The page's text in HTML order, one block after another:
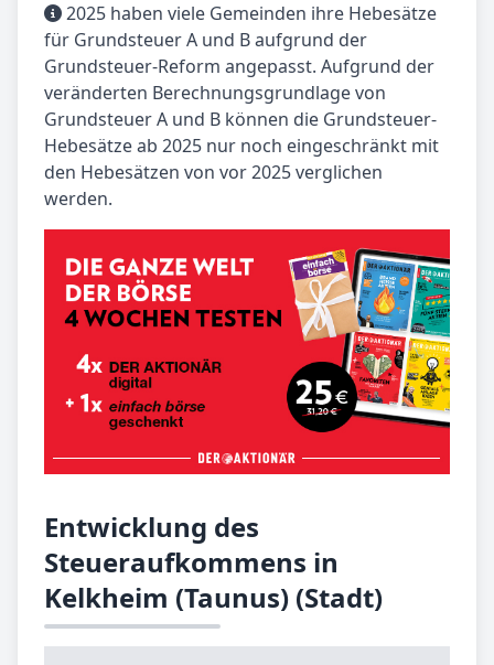
2025 haben viele Gemeinden ihre Hebesätze
für Grundsteuer A und B aufgrund der
Grundsteuer-Reform angepasst. Aufgrund der
veränderten Berechnungsgrundlage von
Grundsteuer A und B können die Grundsteuer-
Hebesätze ab 2025 nur noch eingeschränkt mit
den Hebesätzen von vor 2025 verglichen
werden.
Entwicklung des
Steueraufkommens in
Kelkheim (Taunus) (Stadt)